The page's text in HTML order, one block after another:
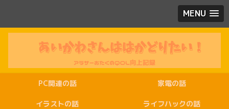
MENU
PC関連の話 家電の話
イラストの話 ライフハックの話